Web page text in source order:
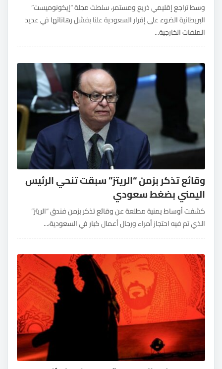
وسط تراجع إقليمي ذريع ومستمر، سلطت مجلة “إيكونوميست”
البريطانية الضوء على إقرار السعودية علنا بفشل رهاناتها في عديد
الملفات الخارجية...
وقائع تذكر بزمن “الريتز” سبقت تنحي الرئيس
اليمني بضغط سعودي
كشفت أوساط يمنية مطلعة عن وقائع تذكر بزمن فندق “الريتز”
الذي تم فيه احتجاز أمراء ورجال أعمال كبار في السعودية،...